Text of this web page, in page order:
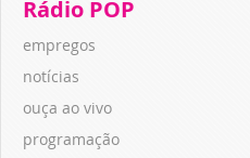
Rádio POP
empregos
notícias
ouça ao vivo
programação